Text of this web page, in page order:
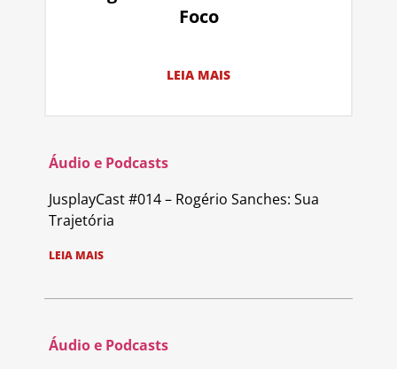
Foco
LEIA MAIS
Áudio e Podcasts
JusplayCast #014 – Rogério Sanches: Sua
Trajetória
LEIA MAIS
Áudio e Podcasts